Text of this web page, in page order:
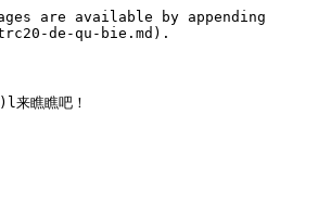
are available by appending
de-qu-bie.md).
瞧瞧吧！